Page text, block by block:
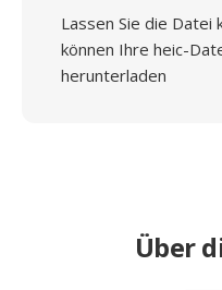
Lassen Sie die Datei
können Ihre heic-
herunterladen
Über